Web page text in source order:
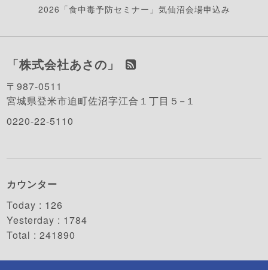
2026「食中毒予防セミナー」気仙沼会場申込み
「株式会社あさの」
〒987-0511
宮城県登米市迫町佐沼字江合１丁目５−１
0220-22-5110
カウンター
Today : 126
Yesterday : 1784
Total :241890